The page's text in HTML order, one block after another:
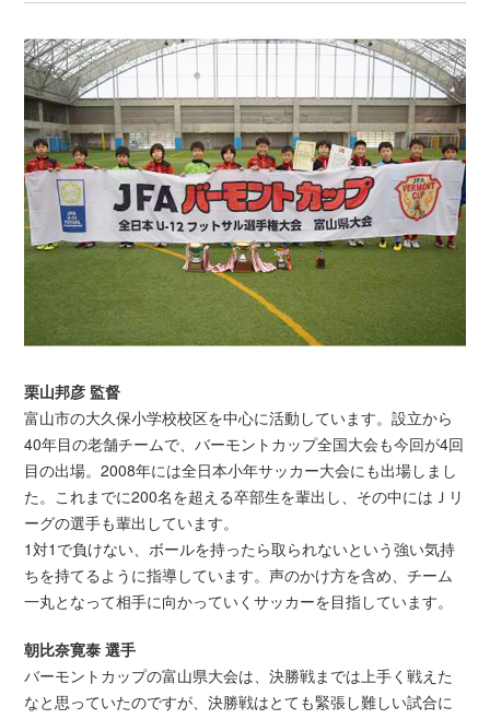
栗山邦彦 監督
富山市の大久保小学校校区を中心に活動しています。設立から
40年目の老舗チームで、バーモントカップ全国大会も今回が4回
目の出場。2008年には全日本小年サッカー大会にも出場しまし
た。これまでに200名を超える卒部生を輩出し、その中にはＪリ
ーグの選手も輩出しています。
1対1で負けない、ボールを持ったら取られないという強い気持
ちを持てるように指導しています。声のかけ方を含め、チーム
一丸となって相手に向かっていくサッカーを目指しています。
朝比奈寛泰 選手
バーモントカップの富山県大会は、決勝戦までは上手く戦えた
なと思っていたのですが、決勝戦はとても緊張し難しい試合に